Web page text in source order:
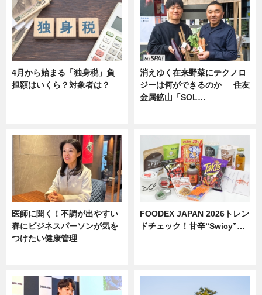
4月から始まる「独身税」負
担額はいくら？対象者は？
消えゆく在来野菜にテクノロ
ジーは何ができるのか──住友
金属鉱山「SOL…
医師に聞く！不調が出やすい
春にビジネスパーソンが気を
つけたい健康管理
FOODEX JAPAN 2026トレン
ドチェック！甘辛“Swicy”…